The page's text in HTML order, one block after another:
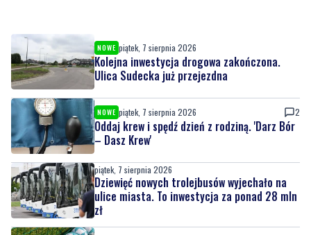
NOWE piątek, 7 sierpnia 2026
Kolejna inwestycja drogowa zakończona.
Ulica Sudecka już przejezdna
NOWE piątek, 7 sierpnia 2026 2
Oddaj krew i spędź dzień z rodziną. 'Darz Bór
– Dasz Krew'
piątek, 7 sierpnia 2026
Dziewięć nowych trolejbusów wyjechało na
ulice miasta. To inwestycja za ponad 28 mln
zł